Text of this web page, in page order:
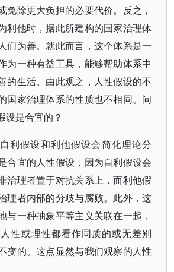
免除更大负担的必要代价。反之，
利他时，据此所建构的国家治理体
们为善。就此而言，这个体系是一
为一种有益工具，能够帮助体系中
的生活。由此观之，人性假设的不
国家治理体系的性质也不相同。问
设是合宜的？
利假设和利他假设会简化理论分
合宜的人性假设，因为自利假设会
治理者置于对抗关系上，而利他假
理者内部的分歧与腐败。此外，这
与一种抽象平等主义关联在一起，
性或理性都看作同质的或无差别
变的。这点显然与我们观察的人性